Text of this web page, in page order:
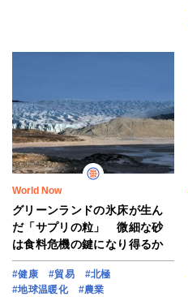
World Now
グリーンランドの氷床が生ん
だ「サプリの粒」 微細な砂
は食料危機の鍵になり得るか
#健康 #貿易
#北極
#地球温暖化
#農業